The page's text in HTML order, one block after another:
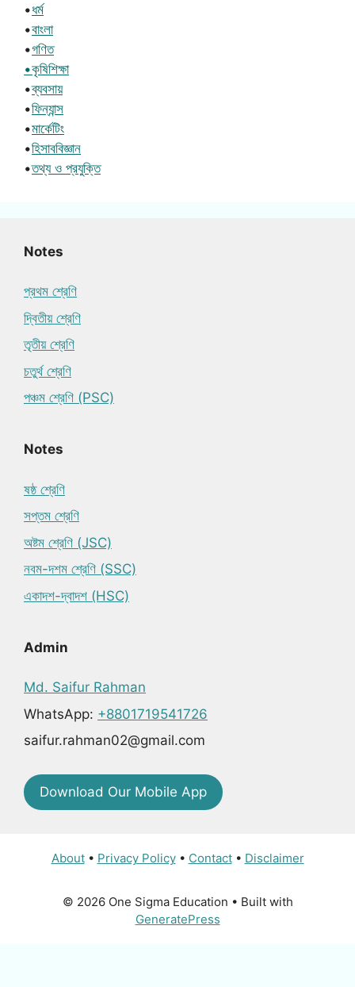
•ধর্ম
•বাংলা
•গণিত
•কৃষিশিক্ষা
•ব্যবসায়
•ফিন্যান্স
•মার্কেটিং
•হিসাববিজ্ঞান
•তথ্য ও প্রযুক্তি
Notes
প্রথম শ্রেণি
দ্বিতীয় শ্রেণি
তৃতীয় শ্রেণি
চতুর্থ শ্রেণি
পঞ্চম শ্রেণি (PSC)
Notes
ষষ্ঠ শ্রেণি
সপ্তম শ্রেণি
অষ্টম শ্রেণি (JSC)
নবম-দশম শ্রেণি (SSC)
একাদশ-দ্বাদশ (HSC)
Admin
Md. Saifur Rahman
WhatsApp: +8801719541726
saifur.rahman02@gmail.com
Download Our Mobile App
About• Privacy Policy• Contact• Disclaimer
© 2026 One Sigma Education • Built with
GeneratePress